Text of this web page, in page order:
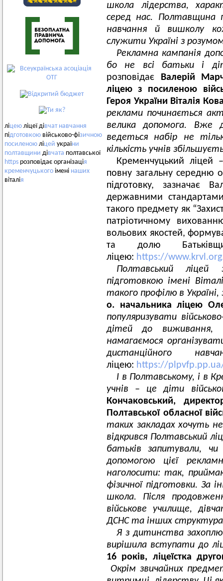
ліцею ліцеї дівчат навчання
підготовкою військово-фізичною
посиленою ліцей україни
полтавщини дівчата полтавської
https розповідає організація
кременчуцького імені наших
віталія
школа лідерства,
серед нас. Полтавщина
навчання й вишколу
служити Україні з
Рекламна кампанія
бо не всі батьки і
розповідає Валерій
ліцею з посиленою
Героя України Віталія
реклами починається
велика допомога. Вже
ведеться набір не
кількість учнів
Кременчуцький ліцей
повну загальну середню
підготовку, зазначає
державними
такого предмету як
патріотичному
вольових якостей,
та долю
ліцею: https://
Полтавський ліцей
підготовкою імені
такого профілю в
о. начальника ліцею
популяризувати
дітей до
намагаємося
дистанційного
ліцею: https://
І в Полтавському, і в
учнів – це діти
Кончаковський,
Полтавської обласної
таких закладах хочуть
відкрився Полтавський
батьків запитували,
допомогою цієї
наголосити: так,
фізичної підготовки. За
школа. Після
військове училище,
ДСНС та інших
Я з дитинства
вирішила вступати до
16 років, ліцеїстка
Окрім звичайних